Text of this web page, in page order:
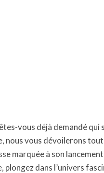
vous déjà demandé qui
nous vous dévoilerons
marquée à son
plongez dans l’univers